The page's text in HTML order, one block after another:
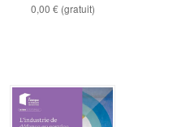
0,00 € (gratuit)